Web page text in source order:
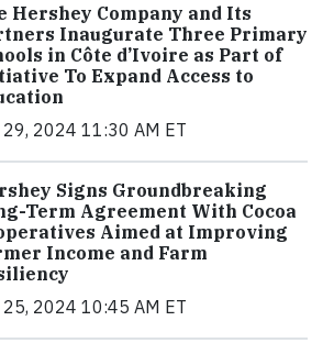
Hershey Company and Its
Inaugurate Three Primary
in Côte d’Ivoire as Part of
To Expand Access to
29, 2024 11:30 AM ET
Signs Groundbreaking
Term Agreement With Cocoa
Aimed at Improving
Income and Farm
25, 2024 10:45 AM ET